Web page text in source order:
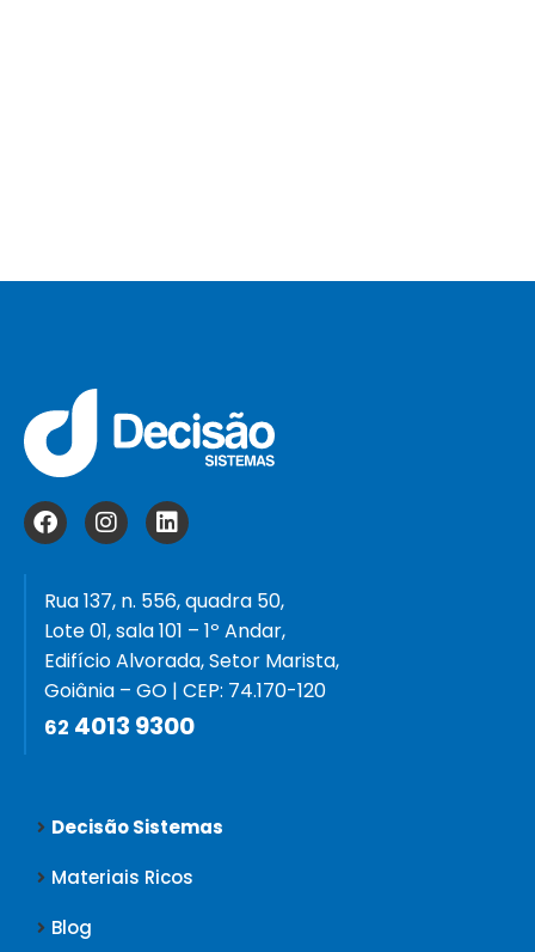
Rua 137, n. 556, quadra 50,
Lote 01, sala 101 – 1º Andar,
Edifício Alvorada, Setor Marista,
Goiânia – GO | CEP: 74.170-120
62 4013 9300
Decisão Sistemas
Materiais Ricos
Blog